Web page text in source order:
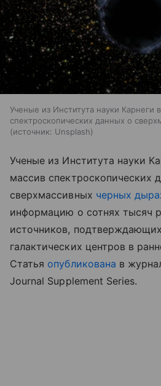
Ученые из Института науки Карнеги
спектроскопических данных о
источник: Unsplash
Ученые из Института науки
массив спектроскопических
сверхмассивных черных
информацию о сотнях тысяч
источников,
галактических центров в
Статья опубликована в
Journal Supplement Series.